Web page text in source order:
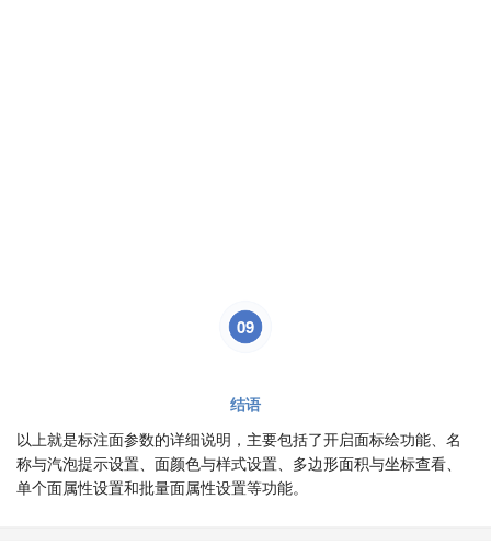
09
结语
以上就是标注面参数的详细说明，主要包括了开启面标绘功能、名
称与汽泡提示设置、面颜色与样式设置、多边形面积与坐标查看、
单个面属性设置和批量面属性设置等功能。